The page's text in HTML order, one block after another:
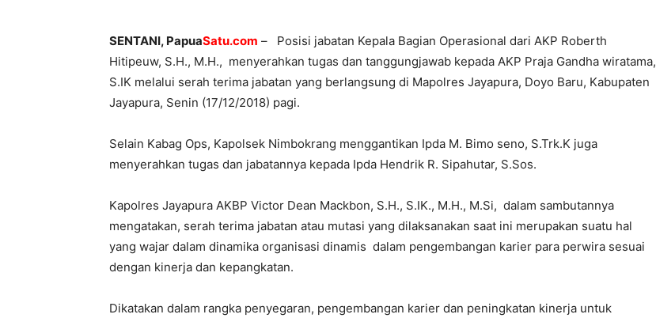
SENTANI, PapuaSatu.com – Posisi jabatan Kepala Bagian Operasional dari AKP Roberth
Hitipeuw, S.H., M.H., menyerahkan tugas dan tanggungjawab kepada AKP Praja Gandha wiratama,
S.IK melalui serah terima jabatan yang berlangsung di Mapolres Jayapura, Doyo Baru, Kabupaten
Jayapura, Senin (17/12/2018) pagi.
Selain Kabag Ops, Kapolsek Nimbokrang menggantikan Ipda M. Bimo seno, S.Trk.K juga
menyerahkan tugas dan jabatannya kepada Ipda Hendrik R. Sipahutar, S.Sos.
Kapolres Jayapura AKBP Victor Dean Mackbon, S.H., S.IK., M.H., M.Si, dalam sambutannya
mengatakan, serah terima jabatan atau mutasi yang dilaksanakan saat ini merupakan suatu hal
yang wajar dalam dinamika organisasi dinamis dalam pengembangan karier para perwira sesuai
dengan kinerja dan kepangkatan.
Dikatakan dalam rangka penyegaran, pengembangan karier dan peningkatan kinerja untuk